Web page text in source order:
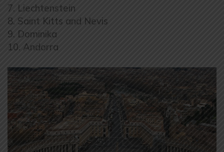
7. Liechtenstein
8. Saint Kitts and Nevis
9. Dominika
10. Andorra